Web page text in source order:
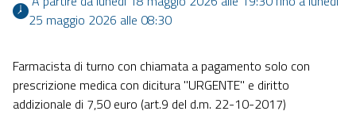
25 maggio 2026 alle 08:30
Farmacista di turno con chiamata a pagamento solo con
prescrizione medica con dicitura "URGENTE" e diritto
addizionale di 7,50 euro (art.9 del d.m. 22-10-2017)